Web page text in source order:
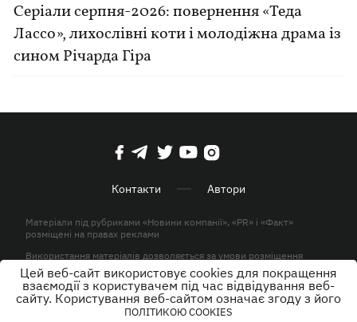
Серіали серпня-2026: повернення «Теда
Лассо», лихослівні коти і молодіжна драма із
сином Річарда Гіра
Контакти Автори
Матеріали під рубриками «Новини компанії», «PR» і «Факт»
розміщені на правах реклами
Використання матеріалів дозволяється за умови розміщення
активного гіперпосилання на KP.UA в першому абзаці.
© ТОВ «ЮЛАВ МЕДІА» 2026. Всі права захищені.
Цей веб-сайт використовує cookies для покращення
взаємодії з користувачем під час відвідування веб-
сайту. Користування веб-сайтом означає згоду з його
ПОЛІТИКОЮ COOKIES